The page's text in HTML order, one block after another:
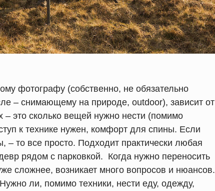
фотографу (собственно, не обязательно
– снимающему на природе, outdoor), зависит от
это сколько вещей нужно нести (помимо
к технике нужен, комфорт для спины. Если
– то все просто. Подходит практически любая
рядом с парковкой. Когда нужно переносить
сложнее, возникает много вопросов и нюансов.
ли, помимо техники, нести еду, одежду,